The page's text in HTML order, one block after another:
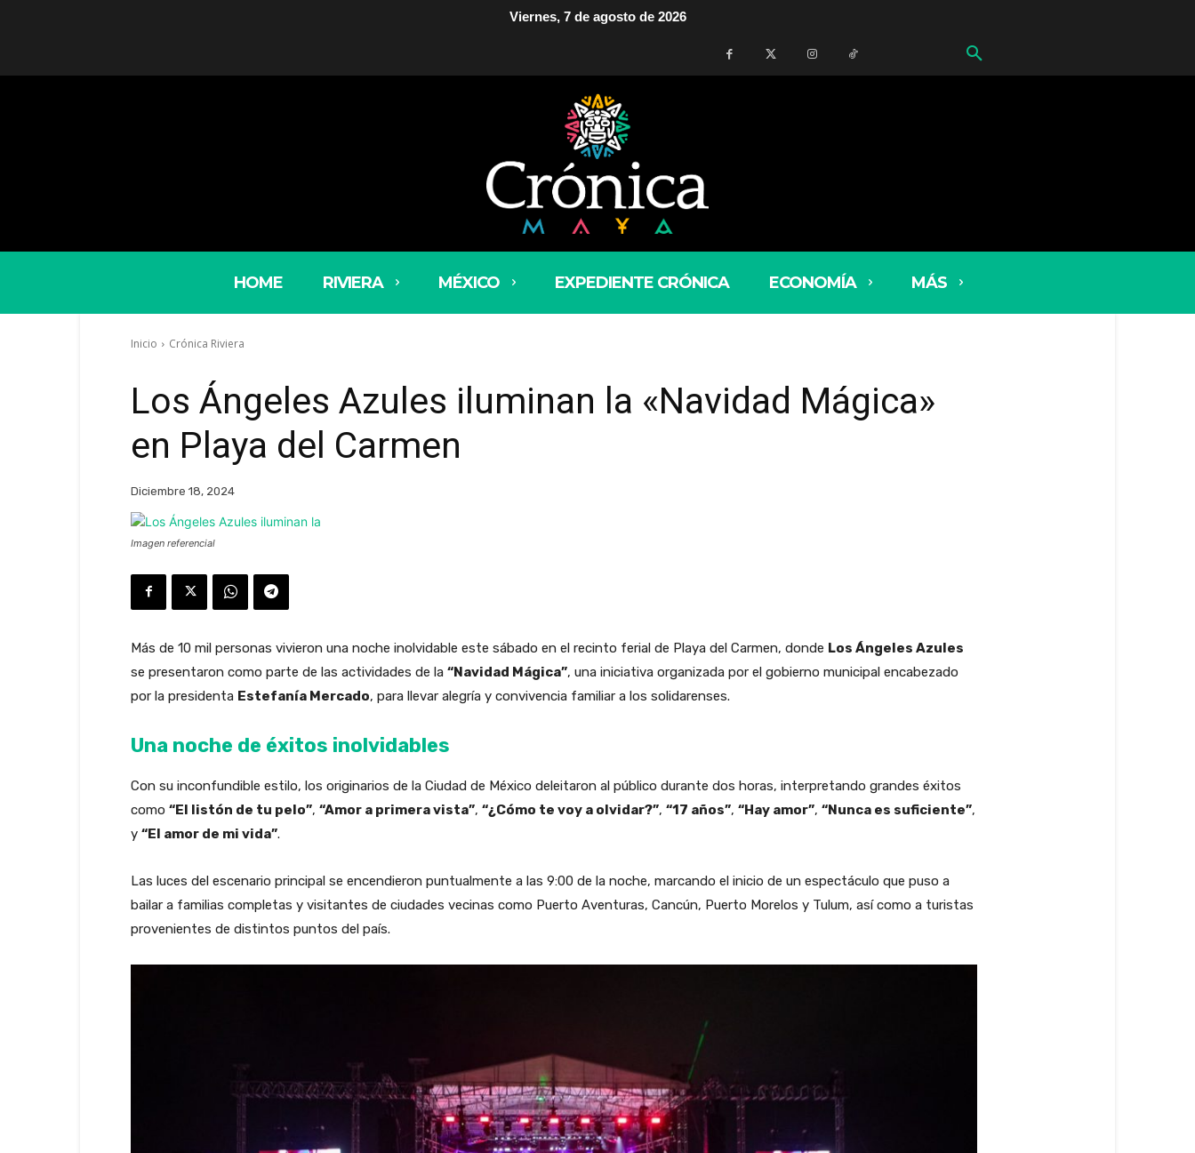
Viernes, 7 de agosto de 2026
HOME RIVIERA MÉXICO EXPEDIENTE CRÓNICA ECONOMÍA MÁS
Inicio Crónica Riviera
Los Ángeles Azules iluminan la «Navidad Mágica»
en Playa del Carmen
Diciembre 18, 2024
Imagen referencial
Más de 10 mil personas vivieron una noche inolvidable este sábado en el recinto ferial de Playa del Carmen, donde Los Ángeles Azules
se presentaron como parte de las actividades de la “Navidad Mágica”, una iniciativa organizada por el gobierno municipal encabezado
por la presidenta Estefanía Mercado, para llevar alegría y convivencia familiar a los solidarenses.
Una noche de éxitos inolvidables
Con su inconfundible estilo, los originarios de la Ciudad de México deleitaron al público durante dos horas, interpretando grandes éxitos
como “El listón de tu pelo”, “Amor a primera vista”, “¿Cómo te voy a olvidar?”, “17 años”, “Hay amor”, “Nunca es suficiente”,
y “El amor de mi vida”.
Las luces del escenario principal se encendieron puntualmente a las 9:00 de la noche, marcando el inicio de un espectáculo que puso a
bailar a familias completas y visitantes de ciudades vecinas como Puerto Aventuras, Cancún, Puerto Morelos y Tulum, así como a turistas
provenientes de distintos puntos del país.